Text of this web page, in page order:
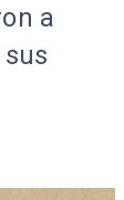
a